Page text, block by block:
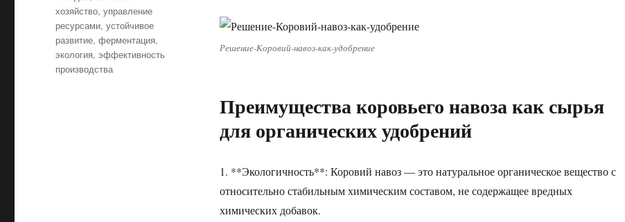
Решение-Коровий-навоз-как-удобрение
Преимущества коровьего навоза как сырья
для органических удобрений
1. **Экологичность**: Коровий навоз — это натуральное органическое вещество с
относительно стабильным химическим составом, не содержащее вредных
химических добавок.
хозяйство,управление
ресурсами,устойчивое
развитие,ферментация,
экология,эффективность
производства